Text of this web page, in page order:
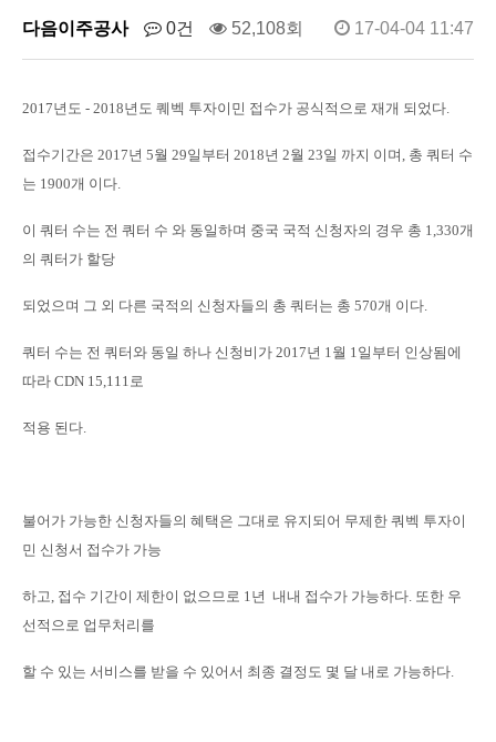
다음이주공사 0건 52,108회 17-04-04 11:47
2017년도 - 2018년도 퀘벡 투자이민 접수가 공식적으로 재개 되었다.
접수기간은 2017년 5월 29일부터 2018년 2월 23일 까지 이며 , 총 쿼터 수
는 1900개 이다.
이 쿼터 수는 전 쿼터 수 와 동일하며 중국 국적 신청자의 경우 총 1,330개
의 쿼터가 할당
되었으며 그 외 다른 국적의 신청자들의 총 쿼터는 총 570개 이다.
쿼터 수는 전 쿼터와 동일 하나 신청비가 2017년 1월 1일부터 인상됨에
따라 CDN 15,111로
적용 된다.
불어가 가능한 신청자들의 혜택은 그대로 유지되어 무제한 쿼벡 투자이
민 신청서 접수가 가능
하고, 접수 기간이 제한이 없으므로 1년 내내 접수가 가능하다. 또한 우
선적으로 업무처리를
할 수 있는 서비스를 받을 수 있어서 최종 결정도 몇 달 내로 가능하다.